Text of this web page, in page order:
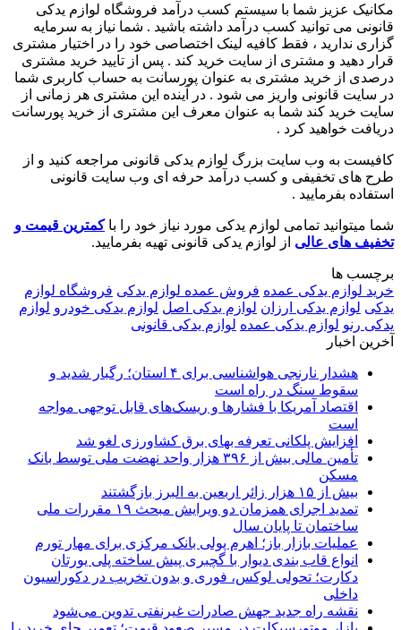
مکانیک عزیز شما با سیستم کسب درآمد فروشگاه لوازم یدکی
قانونی می توانید کسب درآمد داشته باشید . شما نیاز به سرمایه
گزاری ندارید ، فقط کافیه لینک اختصاصی خود را در اختیار مشتری
قرار دهید و مشتری از سایت خرید کند . پس از تایید خرید مشتری
درصدی از خرید مشتری به عنوان پورسانت به حساب کاربری شما
در سایت قانونی واریز می شود . در آینده این مشتری هر زمانی از
سایت خرید کند شما به عنوان معرف این مشتری از خرید پورسانت
دریافت خواهید کرد .
کافیست به وب سایت بزرگ لوازم یدکی قانونی مراجعه کنید و از
طرح های تخفیفی و کسب درآمد حرفه ای وب سایت قانونی
استفاده بفرمایید .
شما میتوانید تمامی لوازم یدکی مورد نیاز خود را باکمترین قیمت و
تخفیف های عالی از لوازم یدکی قانونی تهیه بفرمایید.
برچسب ها
خرید لوازم یدکی عمده فروش عمده لوازم یدکی فروشگاه لوازم
یدکی لوازم یدکی ارزان لوازم یدکی اصل لوازم یدکی خودرو لوازم
یدکی رنو لوازم یدکی عمده لوازم یدکی قانونی
آخرین اخبار
هشدار نارنجی هواشناسی برای ۴ استان؛ رگبار شدید و
سقوط سنگ در راه است
اقتصاد آمریکا با فشارها و ریسک‌های قابل توجهی مواجه
است
افزایش پلکانی تعرفه بهای برق کشاورزی لغو شد
تأمین مالی بیش از ۳۹۶ هزار واحد نهضت ملی توسط بانک
مسکن
بیش از ۱۵ هزار زائر اربعین به البرز بازگشتند
تمدید اجرای همزمان دو ویرایش مبحث ۱۹ مقررات ملی
ساختمان تا پایان سال
عملیات بازار باز؛ اهرم پولی بانک مرکزی برای مهار تورم
انواع قاب بندی دیوار با گچبری پیش ساخته پلی یورتان
دکارت؛ تحولی لوکس، فوری و بدون تخریب در دکوراسیون
داخلی
نقشه راه جدید جهش صادرات غیرنفتی تدوین می‌شود